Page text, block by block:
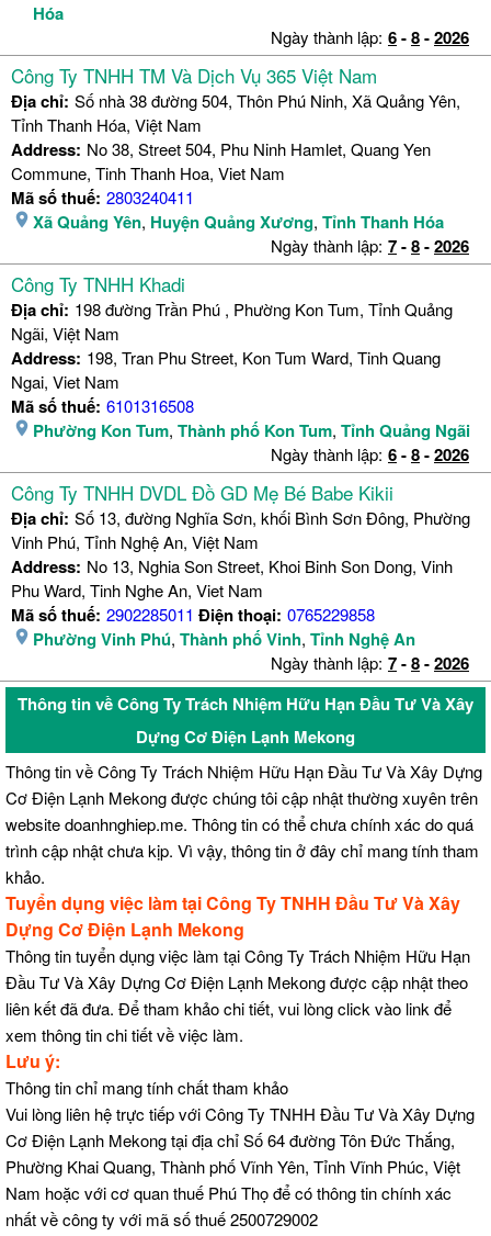
Hóa
Ngày thành lập: 6-8-2026
Công Ty TNHH TM Và Dịch Vụ 365 Việt Nam
Địa chỉ: Số nhà 38 đường 504, Thôn Phú Ninh, Xã Quảng Yên,
Tỉnh Thanh Hóa, Việt Nam
Address: No 38, Street 504, Phu Ninh Hamlet, Quang Yen
Commune, Tinh Thanh Hoa, Viet Nam
Mã số thuế: 2803240411
Xã Quảng Yên, Huyện Quảng Xương, Tỉnh Thanh Hóa
Ngày thành lập: 7-8-2026
Công Ty TNHH Khadi
Địa chỉ: 198 đường Trần Phú , Phường Kon Tum, Tỉnh Quảng
Ngãi, Việt Nam
Address: 198, Tran Phu Street, Kon Tum Ward, Tinh Quang
Ngai, Viet Nam
Mã số thuế: 6101316508
Phường Kon Tum, Thành phố Kon Tum, Tỉnh Quảng Ngãi
Ngày thành lập: 6-8-2026
Công Ty TNHH DVDL Đồ GD Mẹ Bé Babe Kikii
Địa chỉ: Số 13, đường Nghĩa Sơn, khối Bình Sơn Đông, Phường
Vinh Phú, Tỉnh Nghệ An, Việt Nam
Address: No 13, Nghia Son Street, Khoi Binh Son Dong, Vinh
Phu Ward, Tinh Nghe An, Viet Nam
Mã số thuế: 2902285011 Điện thoại: 0765229858
Phường Vinh Phú, Thành phố Vinh, Tỉnh Nghệ An
Ngày thành lập: 7-8-2026
Thông tin về Công Ty Trách Nhiệm Hữu Hạn Đầu Tư Và Xây
Dựng Cơ Điện Lạnh Mekong
Thông tin về Công Ty Trách Nhiệm Hữu Hạn Đầu Tư Và Xây Dựng
Cơ Điện Lạnh Mekong được chúng tôi cập nhật thường xuyên trên
website doanhnghiep.me. Thông tin có thể chưa chính xác do quá
trình cập nhật chưa kịp. Vì vậy, thông tin ở đây chỉ mang tính tham
khảo.
Tuyển dụng việc làm tại Công Ty TNHH Đầu Tư Và Xây
Dựng Cơ Điện Lạnh Mekong
Thông tin tuyển dụng việc làm tại Công Ty Trách Nhiệm Hữu Hạn
Đầu Tư Và Xây Dựng Cơ Điện Lạnh Mekong được cập nhật theo
liên kết đã đưa. Để tham khảo chi tiết, vui lòng click vào link để
xem thông tin chi tiết về việc làm.
Lưu ý:
Thông tin chỉ mang tính chất tham khảo
Vui lòng liên hệ trực tiếp với Công Ty TNHH Đầu Tư Và Xây Dựng
Cơ Điện Lạnh Mekong tại địa chỉ Số 64 đường Tôn Đức Thắng,
Phường Khai Quang, Thành phố Vĩnh Yên, Tỉnh Vĩnh Phúc, Việt
Nam hoặc với cơ quan thuế Phú Thọ để có thông tin chính xác
nhất về công ty với mã số thuế 2500729002